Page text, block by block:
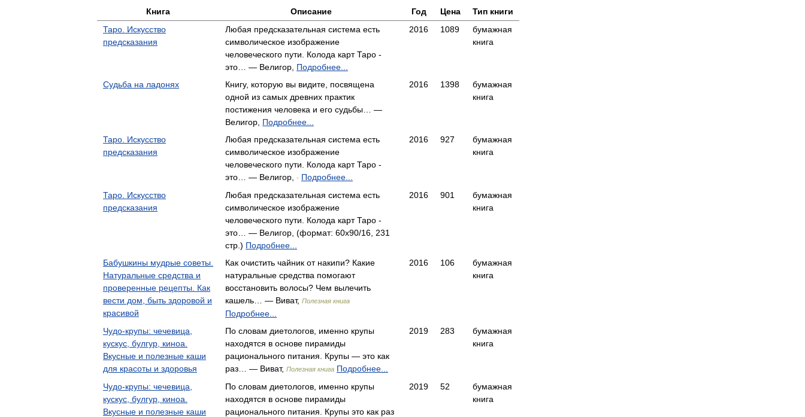
Книга Описание Год Цена
Тип книги
Таро. Искусство
предсказания
Любая предсказательная система есть
символическое изображение
человеческого пути. Колода карт Таро -
это… — Велигор, Подробнее...
2016 1089
бумажная
книга
Судьба на ладонях
Книгу, которую вы видите, посвящена
одной из самых древних практик
постижения человека и его судьбы… —
Велигор, Подробнее...
2016 1398
бумажная
книга
Таро. Искусство
предсказания
Любая предсказательная система есть
символическое изображение
человеческого пути. Колода карт Таро -
это… — Велигор,
- Подробнее...
2016 927
бумажная
книга
Таро. Искусство
предсказания
Любая предсказательная система есть
символическое изображение
человеческого пути. Колода карт Таро -
это… — Велигор, (формат: 60x90/16, 231
стр.) Подробнее...
2016 901
бумажная
книга
Бабушкины мудрые советы.
Натуральные средства и
проверенные рецепты. Как
вести дом, быть здоровой и
красивой
Как очистить чайник от накипи? Какие
натуральные средства помогают
восстановить волосы? Чем вылечить
кашель… — Виват, Полезная книга
Подробнее...
2016 106
бумажная
книга
Чудо-крупы: чечевица,
кускус, булгур, киноа.
Вкусные и полезные каши
для красоты и здоровья
По словам диетологов, именно крупы
находятся в основе пирамиды
рационального питания. Крупы — это как
раз… — Виват, Полезная книга Подробнее...
2019 283
бумажная
книга
Чудо-крупы: чечевица,
кускус, булгур, киноа.
Вкусные и полезные каши
По словам диетологов, именно крупы
находятся в основе пирамиды
рационального питания. Крупы это как раз
2019 52
бумажная
книга